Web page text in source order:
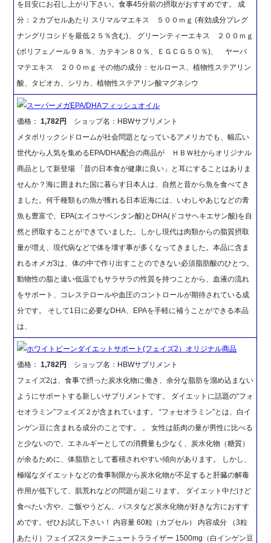
を目安にお召し上がり下さい。食事45分前の摂取がおすすめです。 成
分：２カプセルあたり スリマルマエキス ５００ｍｇ (有効成分プレグ
ナングリコシドを最低２５％含む)、 グリーンティーエキス ２００ｍｇ
(ポリフェノール９８％、カテキン８０％、ＥＧＣＧ５０％)、 ヤーバ
マテエキス ２００ｍｇ その他の成分：セルロース、植物性ステアリン
酸、タピオカ、シリカ、植物性ステアリン酸マグネシウ
スーパーメガEPA/DHAフィッシュオイル
価格：1,782円
ショップ名：HBWサプリメント
メタボリックシドロームが社会問題となっているアメリカでも、幅広い
世代から人気を集めるEPA/DHA配合の商品が ＨＢＷ社からオリジナル
商品として新登場 「昔の日本食が健康に良い」と耳にすることはありま
せんか？海に囲まれた国に暮らす日本人は、自然と昔から魚を食べてき
ました。何千種類もの魚が獲れる日本近海には、いわしやあじなどの青
魚も豊富で、EPA(エイコサペンタン酸)とDHA(ドコサヘキエサン酸)を自
然と摂取することができていました。しかし現代は肉類からの脂質摂取
量が増え、現代病などで体を壊す事が多くなってきました。本品に含ま
れるオメガ3は、体の中で作り出すことのできない必須脂肪酸のひとつ。
動物性の脂と違い低温でもサラサラの性質を持つことから、血液の流れ
をサポート、コレステロールや血圧のコントロールが期待されている成
分です。 そして1日に必要なDHA、EPAを手軽に補うことができる本品
は、
ホワイトビーンダイエットサポート(フェイズ2）オリジナル商品
価格：1,782円
ショップ名：HBWサプリメント
フェイズ2は、食事で摂った炭水化物に働き、余分な脂肪を溜め込まない
ようにサポートする新しいサプリメントです。 ダイエットに話題の“フォ
セオラミン”フェイズ２が含まれています。 “フォセオラミン”とは、白イ
ンゲン豆に含まれる成分のことです。 。 女性は筋肉の量が男性に比べる
と少ないので、エネルギーとしての消費量も少なく、炭水化物（糖質）
が余るために、体脂肪として蓄積されやすい傾向があります。 しかし、
極端なダイエットなどの食事制限から炭水化物が不足すると肝臓の解毒
作用が低下して、肌荒れなどの問題が起こります。 ダイエット中だけど
食べたい方や、ご飯やうどん、パスタなど炭水化物が好きな方におすす
めです。ぜひお試し下さい！ 内容量 60粒（カプセル） 内容成分 （3粒
あたり）フェイズ2スターチニュートラライザー 1500mg（白インゲン豆